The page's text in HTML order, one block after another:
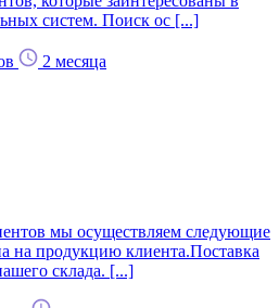
систем. Поиск ос [...]
2 месяца
мы осуществляем следующие
на продукцию клиента.Поставка
склада. [...]